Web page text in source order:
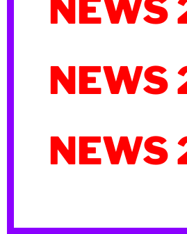
NEWS
NEWS
NEWS